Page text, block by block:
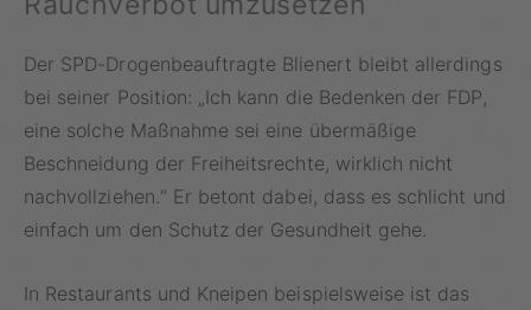
Der SPD-Drogenbeauftragte Blienert bleibt allerdings
bei seiner Position: „Ich kann die Bedenken der FDP,
eine solche Maßnahme sei eine übermäßige
Beschneidung der Freiheitsrechte, wirklich nicht
nachvollziehen.“ Er betont dabei, dass es schlicht und
einfach um den Schutz der Gesundheit gehe.
In Restaurants und Kneipen beispielsweise ist das